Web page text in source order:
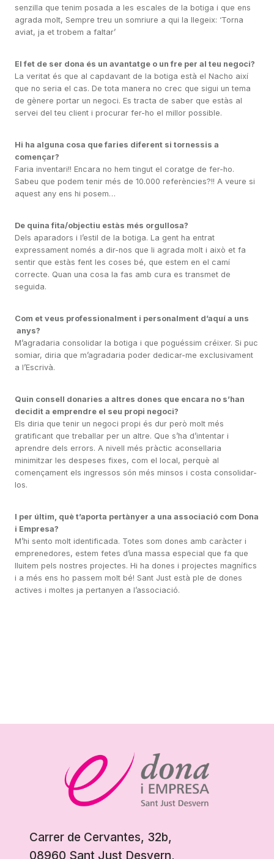
senzilla que tenim posada a les escales de la botiga i que ens
agrada molt, Sempre treu un somriure a qui la llegeix: ‘Torna
aviat, ja et trobem a faltar’
El fet de ser dona és un avantatge o un fre per al teu negoci?
La veritat és que al capdavant de la botiga està el Nacho així
que no seria el cas. De tota manera no crec que sigui un tema
de gènere portar un negoci. Es tracta de saber que estàs al
servei del teu client i procurar fer-ho el millor possible.
Hi ha alguna cosa que faries diferent si tornessis a
començar?
Faria inventari!! Encara no hem tingut el coratge de fer-ho.
Sabeu que podem tenir més de 10.000 referències?!! A veure si
aquest any ens hi posem…
De quina fita/objectiu estàs més orgullosa?
Dels aparadors i l’estil de la botiga. La gent ha entrat
expressament només a dir-nos que li agrada molt i això et fa
sentir que estàs fent les coses bé, que estem en el camí
correcte. Quan una cosa la fas amb cura es transmet de
seguida.
Com et veus professionalment i personalment d’aquí a uns
anys?
M’agradaria consolidar la botiga i que poguéssim créixer. Si puc
somiar, diria que m’agradaria poder dedicar-me exclusivament
a l’Escrivà.
Quin consell donaries a altres dones que encara no s’han
decidit a emprendre el seu propi negoci?
Els diria que tenir un negoci propi és dur però molt més
gratificant que treballar per un altre. Que s’ha d’intentar i
aprendre dels errors. A nivell més pràctic aconsellaria
minimitzar les despeses fixes, com el local, perquè al
començament els ingressos són més minsos i costa consolidar-
los.
I per últim, què t’aporta pertànyer a una associació com Dona
i Empresa?
M’hi sento molt identificada. Totes som dones amb caràcter i
emprenedores, estem fetes d’una massa especial que fa que
lluitem pels nostres projectes. Hi ha dones i projectes magnífics
i a més ens ho passem molt bé! Sant Just està ple de dones
actives i moltes ja pertanyen a l’associació.
Carrer de Cervantes, 32b,
08960 Sant Just Desvern,